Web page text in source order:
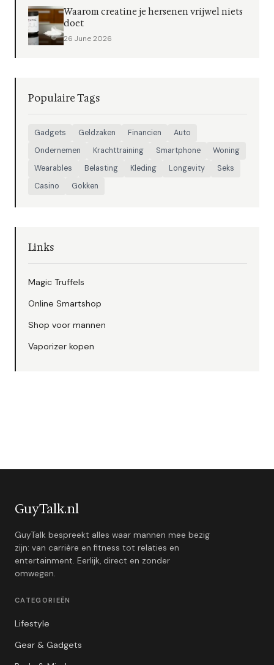
Waarom creatine je hersenen vrijwel niets
doet
26 June 2026
Populaire Tags
Gadgets Geldzaken Financien
Auto
Ondernemen
Krachttraining Smartphone
Woning
Wearables
Belasting Kleding Longevity
Seks
Casino
Gokken
Links
Magic Truffels
Online Smartshop
Shop voor mannen
Vaporizer kopen
GuyTalk.nl
GuyTalk bespreekt alles waar mannen mee bezig
zijn: van carrière en fitness tot relaties en
entertainment. Eerlijk, direct en zonder
omwegen.
CATEGORIEËN
Lifestyle
Gear & Gadgets